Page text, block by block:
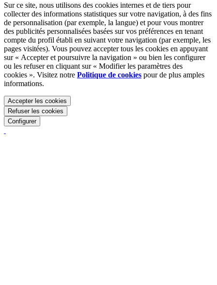
Sur ce site, nous utilisons des cookies internes et de tiers pour
collecter des informations statistiques sur votre navigation, à des fins
de personnalisation (par exemple, la langue) et pour vous montrer
des publicités personnalisées basées sur vos préférences en tenant
compte du profil établi en suivant votre navigation (par exemple, les
pages visitées). Vous pouvez accepter tous les cookies en appuyant
sur « Accepter et poursuivre la navigation » ou bien les configurer
ou les refuser en cliquant sur « Modifier les paramètres des
cookies ». Visitez notre Politique de cookies pour de plus amples
informations.
Accepter les cookies
Refuser les cookies
Configurer